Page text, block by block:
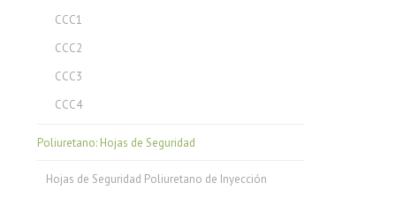
CCC1
CCC2
CCC3
CCC4
Poliuretano: Hojas de Seguridad
Hojas de Seguridad Poliuretano de Inyección